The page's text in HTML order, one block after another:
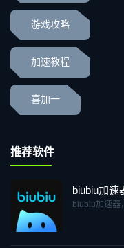
游戏攻略
加速教程
喜加一
推荐软件
biubiu加速
biubiu加速器